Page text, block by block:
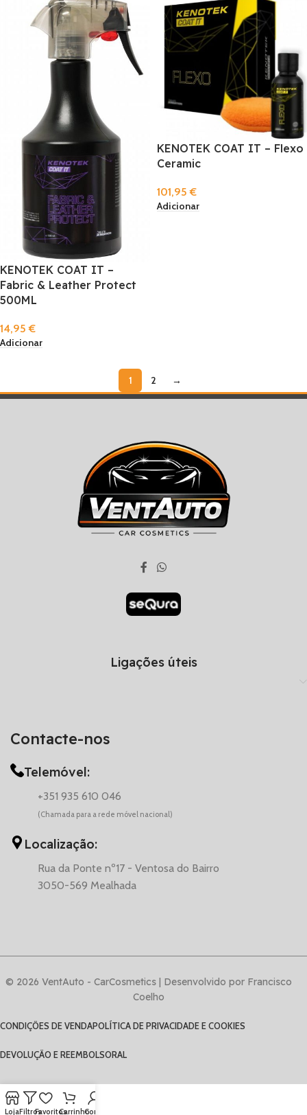
KENOTEK COAT IT –
Fabric & Leather Protect
500ML
14,95€
Adicionar
KENOTEK COAT IT – Flexo
Ceramic
101,95€
Adicionar
1 2 →
Contacte-nos
Telemóvel:
+351 935 610 046
(Chamada para a rede móvel nacional)
Localização:
Rua da Ponte nº17 - Ventosa do Bairro
3050-569 Mealhada
Ligações úteis
© 2026 VentAuto - CarCosmetics | Desenvolvido por Francisco
Coelho
CONDIÇÕES DE VENDAPOLÍTICA DE PRIVACIDADE E COOKIES
DEVOLUÇÃO E REEMBOLSORAL
LojaFiltrosFavoritosCarrinhoConta